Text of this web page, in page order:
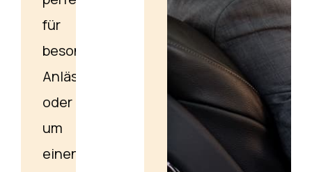
für
besondere
Anlässe
oder
um
einen